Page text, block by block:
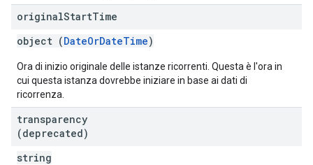
originalStartTime
object (DateOrDateTime)
Ora di inizio originale delle istanze ricorrenti. Questa è l'ora in
cui questa istanza dovrebbe iniziare in base ai dati di
ricorrenza.
transparency
(deprecated)
string